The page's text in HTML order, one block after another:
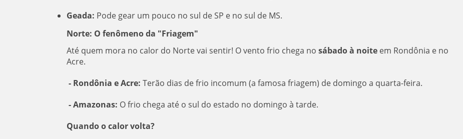
Geada: Pode gear um pouco no sul de SP e no sul de MS.
Norte: O fenômeno da "Friagem"
Até quem mora no calor do Norte vai sentir! O vento frio chega no sábado à noiteem Rondônia e no
Acre.
- Rondônia e Acre: Terão dias de frio incomum (a famosa friagem) de domingo a quarta-feira.
- Amazonas: O frio chega até o sul do estado no domingo à tarde.
Quando o calor volta?